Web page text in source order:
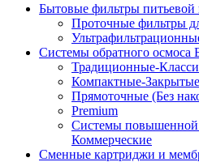
Бытовые фильтры питьевой
Проточные фильтры
Системы обратного
Традиционные-
Компактные-
Прямоточные (Без
Premium
Системы повышенной
Коммерческие
Сменные картриджи и